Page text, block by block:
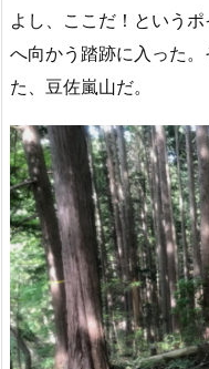
よし、ここだ！という
へ向かう踏跡に入った
た、豆佐嵐山だ。